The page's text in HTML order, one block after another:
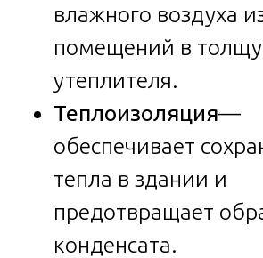
влажного воздуха
помещений в толщу
утеплителя.
Теплоизоляция—
обеспечивает
тепла в здании и
предотвращает
конденсата.